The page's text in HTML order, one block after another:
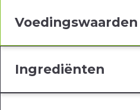
Voedingswaarden
Ingrediënten